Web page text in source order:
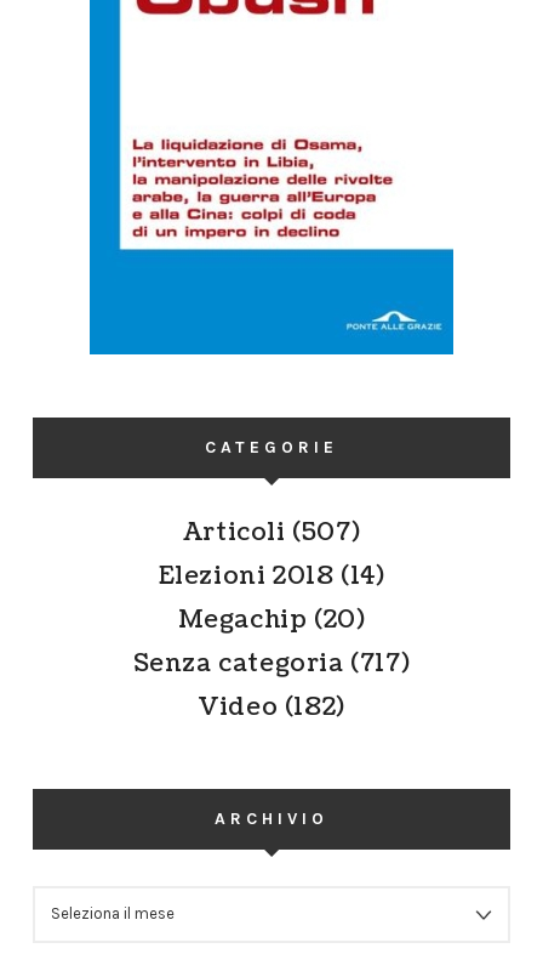
CATEGORIE
Articoli (507)
Elezioni 2018 (14)
Megachip (20)
Senza categoria (717)
Video (182)
ARCHIVIO